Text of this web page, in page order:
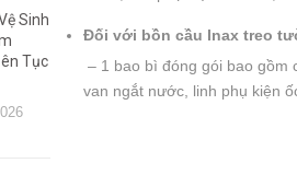
Đối với bồn cầu Inax treo
– 1 bao bì đóng gói bao gồm
van ngắt nước, linh phụ kiện
Sinh
Tục